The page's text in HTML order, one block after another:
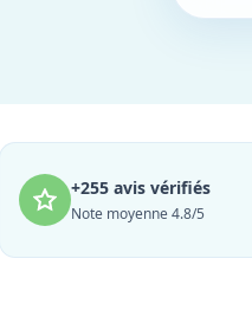
+255 avis vérifiés
Note moyenne 4.8/5